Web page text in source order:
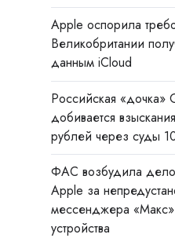
Apple оспорила
Великобритании
данным iCloud
Российская «дочка»
добивается
рублей через суды
ФАС возбудила
Apple за
мессенджера
устройства